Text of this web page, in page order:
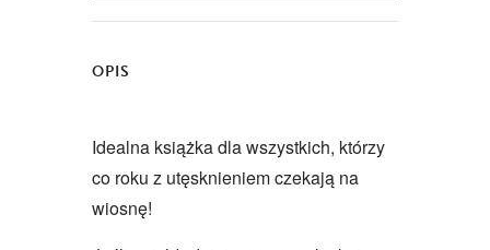
OPIS
Idealna książka dla wszystkich, którzy
co roku z utęsknieniem czekają na
wiosnę!